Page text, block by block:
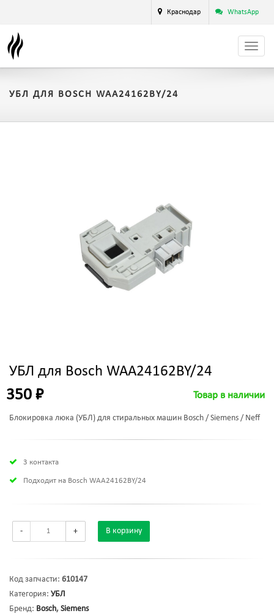
Краснодар WhatsApp
УБЛ ДЛЯ BOSCH WAA24162BY/24
УБЛ для Bosch WAA24162BY/24
350 ₽ Товар в наличии
Блокировка люка (УБЛ) для стиральных машин Bosch / Siemens / Neff
3 контакта
Подходит на Bosch WAA24162BY/24
- + В корзину
Код запчасти: 610147
Категория: УБЛ
Бренд: Bosch, Siemens